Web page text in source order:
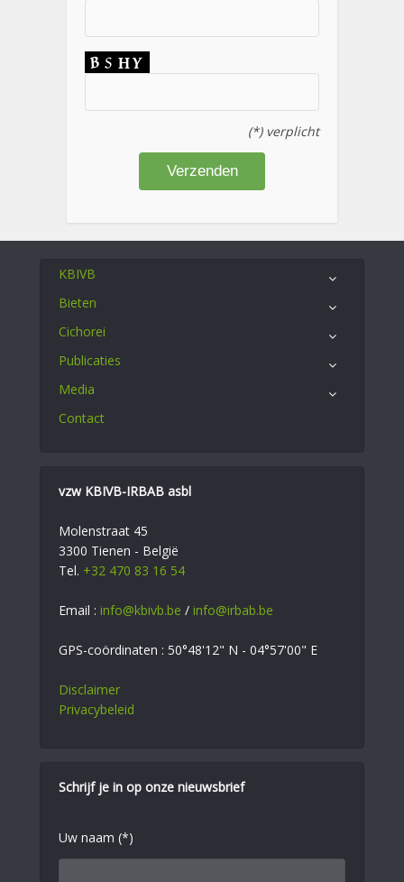
(*) verplicht
KBIVB
Bieten
Cichorei
Publicaties
Media
Contact
vzw KBIVB-IRBAB asbl
Molenstraat 45
3300 Tienen - België
Tel. +32 470 83 16 54
Email : info@kbivb.be / info@irbab.be
GPS-coördinaten : 50°48'12" N - 04°57'00" E
Disclaimer
Privacybeleid
Schrijf je in op onze nieuwsbrief
Uw naam (*)